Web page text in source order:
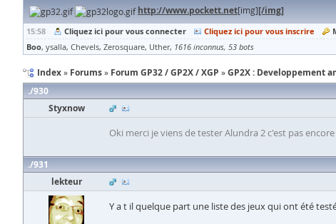
http://www.pockett.net[img][/img]
15:58 Cliquez ici pour vous connecter Cliquez ici pour vous inscrire
Boo ysalla Chevels Zerosquare Uther 1616 inconnus 53 bots
Index Forums Forum GP32 / GP2X / XGP GP2X : Developpement
930
Styxnow
Oki merci je viens de tester Alundra 2 c'est pas
931
lekteur
Y a t il quelque part une liste des jeux qui ont été